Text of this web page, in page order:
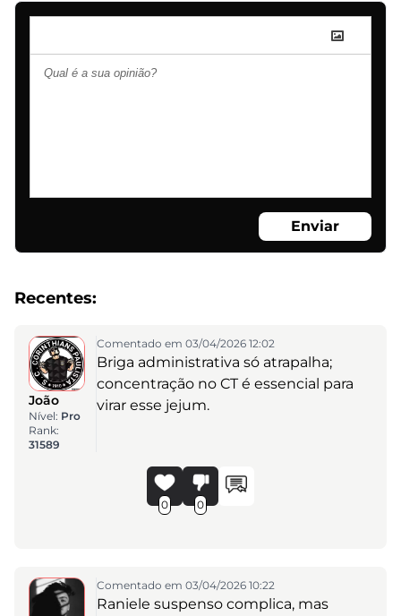
Enviar
Recentes:
João
Nível: Pro
Rank:
31589
Comentado em 03/04/2026 12:02
Briga administrativa só atrapalha;
concentração no CT é essencial para
virar esse jejum.
0 0
Comentado em 03/04/2026 10:22
Raniele suspenso complica, mas